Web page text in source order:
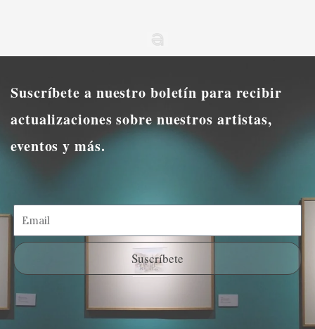
Suscríbete a nuestro boletín para recibir
actualizaciones sobre nuestros artistas,
eventos y más.
Suscríbete